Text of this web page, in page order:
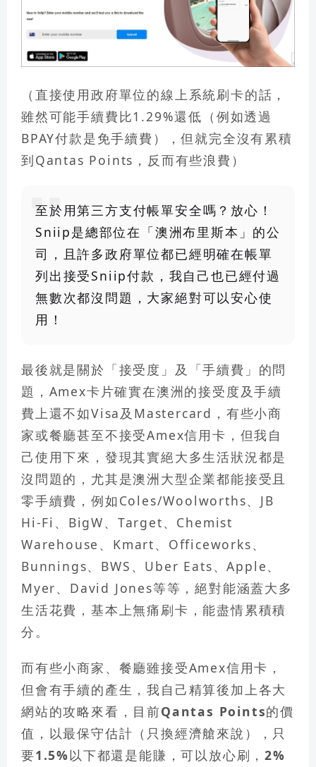
（直接使用政府單位的線上系統刷卡的話，
雖然可能手續費比1.29%還低（例如透過
BPAY付款是免手續費），但就完全沒有累積
到Qantas Points，反而有些浪費）
至於用第三方支付帳單安全嗎？放心！
Sniip是總部位在「澳洲布里斯本」的公
司，且許多政府單位都已經明確在帳單
列出接受Sniip付款，我自己也已經付過
無數次都沒問題，大家絕對可以安心使
用！
最後就是關於「接受度 」及「手續費 」的問
題，Amex卡片確實在澳洲的接受度及手續
費上還不如Visa及Mastercard，有些小商
家或餐廳甚至不接受Amex信用卡， 但我自
己使用下來，發現其實絕大多生活狀況都是
沒問題的，尤其是澳洲大型企業都能接受且
零手續費 ，例如Coles/Woolworths、JB
Hi-Fi、BigW、Target、Chemist
Warehouse、Kmart、Officeworks、
Bunnings、BWS、Uber Eats、Apple、
Myer、David Jones等等，絕對能涵蓋大多
生活花費，基本上無痛刷卡，能盡情累積積
分。
而有些小商家、餐廳雖接受Amex信用卡，
但會有手續的產生，我自己精算後加上各大
網站的攻略來看， 目前Qantas Points的價
值，以最保守估計（只換經濟艙來說），只
要1.5%以下都還是能賺，可以放心刷，2%